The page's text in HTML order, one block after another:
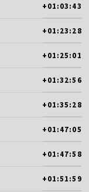
+01:03:43
+01:23:28
+01:25:01
+01:32:56
+01:35:28
+01:47:05
+01:47:58
+01:51:59